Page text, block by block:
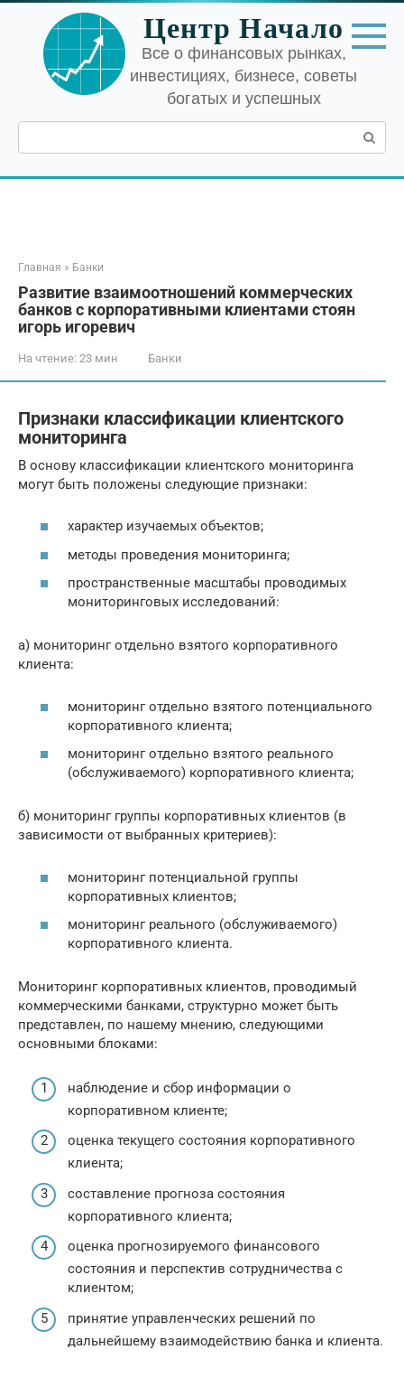
Перейти
контенту
Центр Начало
Все о финансовых рынках,
инвестициях, бизнесе, советы
богатых и успешных
Поиск:
Главная » Банки
Развитие взаимоотношений коммерческих
банков с корпоративными клиентами стоян
игорь игоревич
На чтение: 23 мин Банки
Признаки классификации клиентского
мониторинга
В основу классификации клиентского мониторинга
могут быть положены следующие признаки:
характер изучаемых объектов;
методы проведения мониторинга;
пространственные масштабы проводимых
мониторинговых исследований:
а) мониторинг отдельно взятого корпоративного
клиента:
мониторинг отдельно взятого потенциального
корпоративного клиента;
мониторинг отдельно взятого реального
(обслуживаемого) корпоративного клиента;
б) мониторинг группы корпоративных клиентов (в
зависимости от выбранных критериев):
мониторинг потенциальной группы
корпоративных клиентов;
мониторинг реального (обслуживаемого)
корпоративного клиента.
Мониторинг корпоративных клиентов, проводимый
коммерческими банками, структурно может быть
представлен, по нашему мнению, следующими
основными блоками:
наблюдение и сбор информации о
корпоративном клиенте;
оценка текущего состояния корпоративного
клиента;
составление прогноза состояния
корпоративного клиента;
оценка прогнозируемого финансового
состояния и перспектив сотрудничества с
клиентом;
принятие управленческих решений по
дальнейшему взаимодействию банка и клиента.